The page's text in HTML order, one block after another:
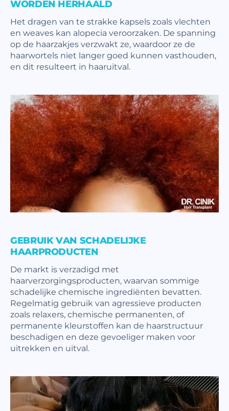
WORDEN HERHAALD
Het dragen van te strakke kapsels zoals vlechten
en weaves kan alopecia veroorzaken. De spanning
op de haarzakjes verzwakt ze, waardoor ze de
haarwortels niet langer goed kunnen vasthouden,
en dit resulteert in haaruitval.
GEBRUIK VAN SCHADELIJKE
HAARPRODUCTEN
De markt is verzadigd met
haarverzorgingsproducten, waarvan sommige
schadelijke chemische ingrediënten bevatten.
Regelmatig gebruik van agressieve producten
zoals relaxers, chemische permanenten, of
permanente kleurstoffen kan de haarstructuur
beschadigen en deze gevoeliger maken voor
uitrekken en uitval.